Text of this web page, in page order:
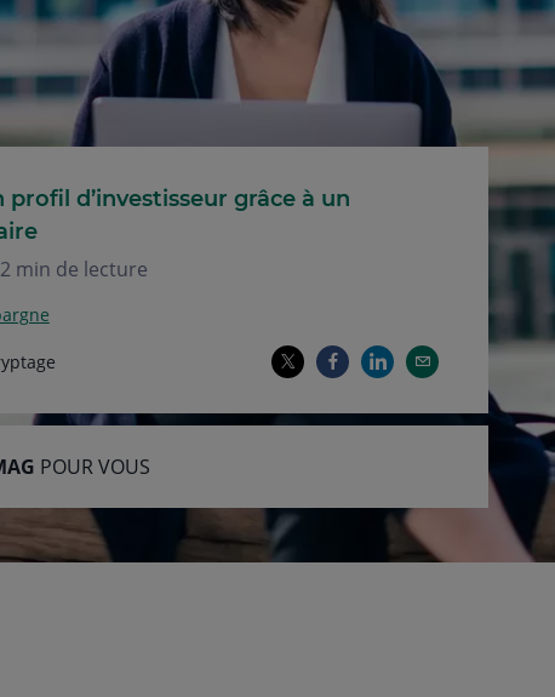
profil d’investisseur grâce à un
min de lecture
POUR VOUS